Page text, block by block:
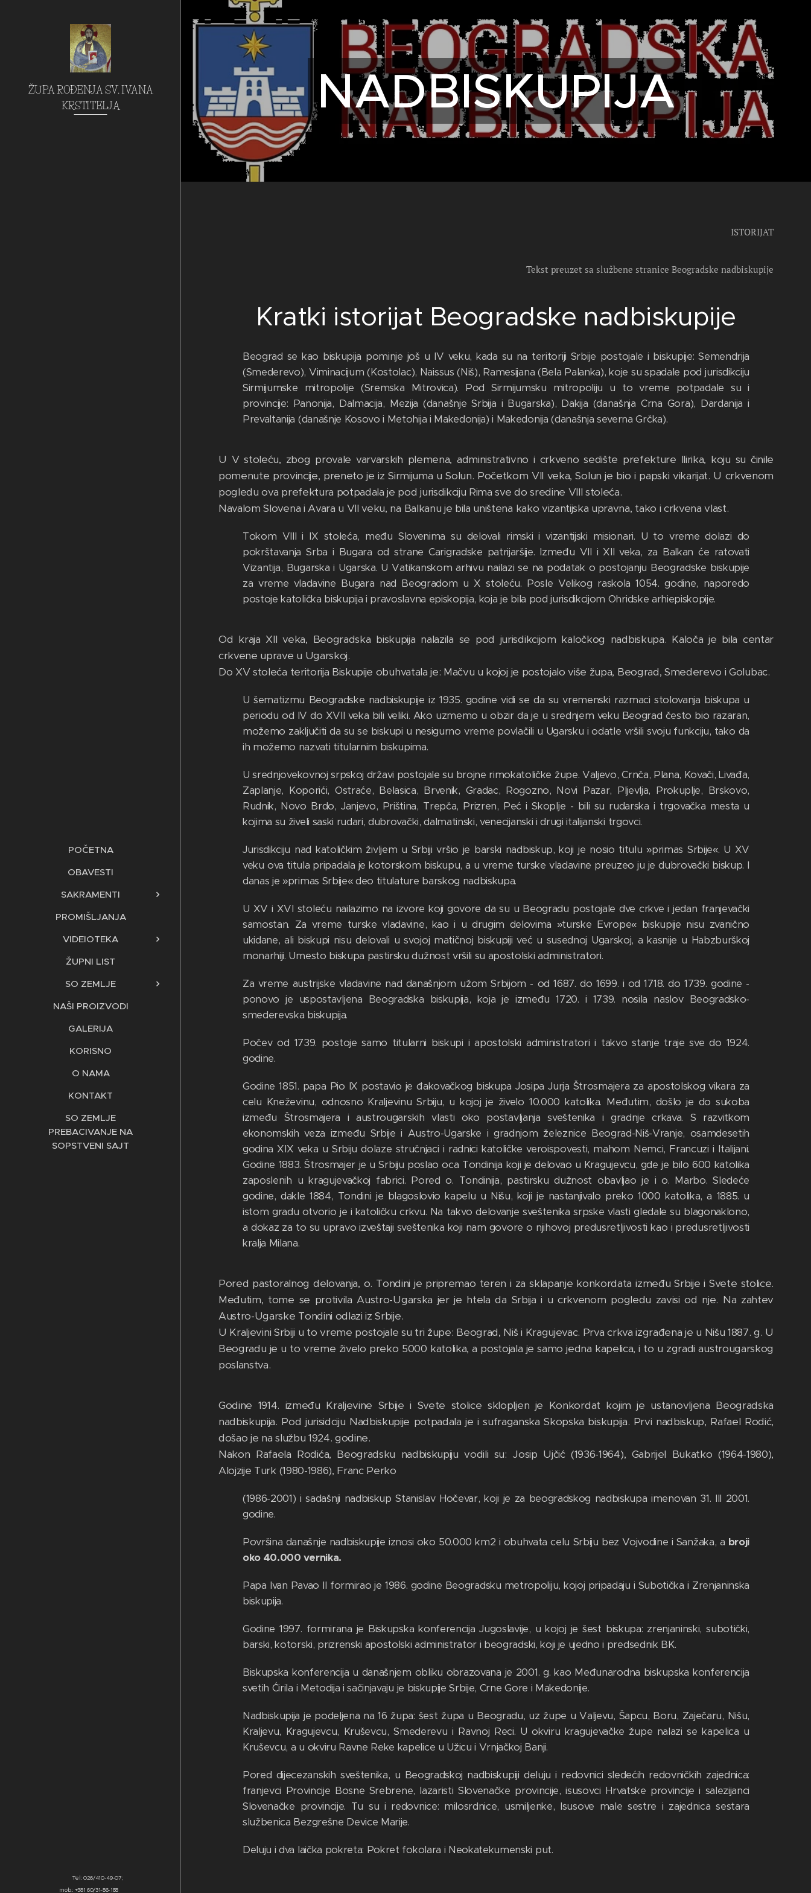
ŽUPA ROĐENJA SV. IVANA
KRSTITELJA
POČETNA
OBAVESTI
SAKRAMENTI
PROMIŠLJANJA
VIDEIOTEKA
ŽUPNI LIST
SO ZEMLJE
NAŠI PROIZVODI
GALERIJA
KORISNO
O NAMA
KONTAKT
SO ZEMLJE
PREBACIVANJE NA
SOPSTVENI SAJT
NADBISKUPIJA
ISTORIJAT
Tekst preuzet sa službene stranice Beogradske nadbiskupije
Kratki istorijat Beogradske nadbiskupije
Beograd se kao biskupija pominje još u IV veku, kada su na teritoriji Srbije postojale i biskupije: Semendrija
(Smederevo), Viminacijum (Kostolac), Naissus (Niš), Ramesijana (Bela Palanka), koje su spadale pod jurisdikciju
Sirmijumske mitropolije (Sremska Mitrovica). Pod Sirmijumsku mitropoliju u to vreme potpadale su i
provincije: Panonija, Dalmacija, Mezija (današnje Srbija i Bugarska), Dakija (današnja Crna Gora), Dardanija i
Prevaltanija (današnje Kosovo i Metohija i Makedonija) i Makedonija (današnja severna Grčka).
U V stoleću, zbog provale varvarskih plemena, administrativno i crkveno sedište prefekture Ilirika, koju su činile
pomenute provincije, preneto je iz Sirmijuma u Solun. Početkom VII veka, Solun je bio i papski vikarijat. U crkvenom
pogledu ova prefektura potpadala je pod jurisdikciju Rima sve do sredine VIII stoleća.
Navalom Slovena i Avara u VII veku, na Balkanu je bila uništena kako vizantijska upravna, tako i crkvena vlast.
Tokom VIII i IX stoleća, među Slovenima su delovali rimski i vizantijski misionari. U to vreme dolazi do
pokrštavanja Srba i Bugara od strane Carigradske patrijaršije. Između VII i XII veka, za Balkan će ratovati
Vizantija, Bugarska i Ugarska. U Vatikanskom arhivu nailazi se na podatak o postojanju Beogradske biskupije
za vreme vladavine Bugara nad Beogradom u X stoleću. Posle Velikog raskola 1054. godine, naporedo
postoje katolička biskupija i pravoslavna episkopija, koja je bila pod jurisdikcijom Ohridske arhiepiskopije.
Od kraja XII veka, Beogradska biskupija nalazila se pod jurisdikcijom kaločkog nadbiskupa. Kaloča je bila centar
crkvene uprave u Ugarskoj.
Do XV stoleća teritorija Biskupije obuhvatala je: Mačvu u kojoj je postojalo više župa, Beograd, Smederevo i Golubac.
U šematizmu Beogradske nadbiskupije iz 1935. godine vidi se da su vremenski razmaci stolovanja biskupa u
periodu od IV do XVII veka bili veliki. Ako uzmemo u obzir da je u srednjem veku Beograd često bio razaran,
možemo zaključiti da su se biskupi u nesigurno vreme povlačili u Ugarsku i odatle vršili svoju funkciju, tako da
ih možemo nazvati titularnim biskupima.
U srednjovekovnoj srpskoj državi postojale su brojne rimokatoličke župe. Valjevo, Crnča, Plana, Kovači, Livađa,
Zaplanje, Koporići, Ostraće, Belasica, Brvenik, Gradac, Rogozno, Novi Pazar, Pljevlja, Prokuplje, Brskovo,
Rudnik, Novo Brdo, Janjevo, Priština, Trepča, Prizren, Peć i Skoplje - bili su rudarska i trgovačka mesta u
kojima su živeli saski rudari, dubrovački, dalmatinski, venecijanski i drugi italijanski trgovci.
Jurisdikciju nad katoličkim življem u Srbiji vršio je barski nadbiskup, koji je nosio titulu »primas Srbije«. U XV
veku ova titula pripadala je kotorskom biskupu, a u vreme turske vladavine preuzeo ju je dubrovački biskup. I
danas je »primas Srbije« deo titulature barskog nadbiskupa.
U XV i XVI stoleću nailazimo na izvore koji govore da su u Beogradu postojale dve crkve i jedan franjevački
samostan. Za vreme turske vladavine, kao i u drugim delovima »turske Evrope« biskupije nisu zvanično
ukidane, ali biskupi nisu delovali u svojoj matičnoj biskupiji već u susednoj Ugarskoj, a kasnije u Habzburškoj
monarhiji. Umesto biskupa pastirsku dužnost vršili su apostolski administratori.
Za vreme austrijske vladavine nad današnjom užom Srbijom - od 1687. do 1699. i od 1718. do 1739. godine -
ponovo je uspostavljena Beogradska biskupija, koja je između 1720. i 1739. nosila naslov Beogradsko-
smederevska biskupija.
Počev od 1739. postoje samo titularni biskupi i apostolski administratori i takvo stanje traje sve do 1924.
godine.
Godine 1851. papa Pio IX postavio je đakovačkog biskupa Josipa Jurja Štrosmajera za apostolskog vikara za
celu Kneževinu, odnosno Kraljevinu Srbiju, u kojoj je živelo 10.000 katolika. Međutim, došlo je do sukoba
između Štrosmajera i austrougarskih vlasti oko postavljanja sveštenika i gradnje crkava. S razvitkom
ekonomskih veza između Srbije i Austro-Ugarske i gradnjom železnice Beograd-Niš-Vranje, osamdesetih
godina XIX veka u Srbiju dolaze stručnjaci i radnici katoličke veroispovesti, mahom Nemci, Francuzi i Italijani.
Godine 1883. Štrosmajer je u Srbiju poslao oca Tondinija koji je delovao u Kragujevcu, gde je bilo 600 katolika
zaposlenih u kragujevačkoj fabrici. Pored o. Tondinija, pastirsku dužnost obavljao je i o. Marbo. Sledeće
godine, dakle 1884, Tondini je blagoslovio kapelu u Nišu, koji je nastanjivalo preko 1000 katolika, a 1885. u
istom gradu otvorio je i katoličku crkvu. Na takvo delovanje sveštenika srpske vlasti gledale su blagonaklono,
a dokaz za to su upravo izveštaji sveštenika koji nam govore o njihovoj predusretljivosti kao i predusretljivosti
kralja Milana.
Pored pastoralnog delovanja, o. Tondini je pripremao teren i za sklapanje konkordata između Srbije i Svete stolice.
Međutim, tome se protivila Austro-Ugarska jer je htela da Srbija i u crkvenom pogledu zavisi od nje. Na zahtev
Austro-Ugarske Tondini odlazi iz Srbije.
U Kraljevini Srbiji u to vreme postojale su tri župe: Beograd, Niš i Kragujevac. Prva crkva izgrađena je u Nišu 1887. g. U
Beogradu je u to vreme živelo preko 5000 katolika, a postojala je samo jedna kapelica, i to u zgradi austrougarskog
poslanstva.
Godine 1914. između Kraljevine Srbije i Svete stolice sklopljen je Konkordat kojim je ustanovljena Beogradska
nadbiskupija. Pod jurisidciju Nadbiskupije potpadala je i sufraganska Skopska biskupija. Prvi nadbiskup, Rafael Rodić,
došao je na službu 1924. godine.
Nakon Rafaela Rodića, Beogradsku nadbiskupiju vodili su: Josip Ujčić (1936-1964), Gabrijel Bukatko (1964-1980),
Alojzije Turk (1980-1986), Franc Perko
(1986-2001) i sadašnji nadbiskup Stanislav Hočevar, koji je za beogradskog nadbiskupa imenovan 31. III 2001.
godine.
Površina današnje nadbiskupije iznosi oko 50.000 km2 i obuhvata celu Srbiju bez Vojvodine i Sanžaka, a broji
oko 40.000 vernika.
Papa Ivan Pavao II formirao je 1986. godine Beogradsku metropoliju, kojoj pripadaju i Subotička i Zrenjaninska
biskupija.
Godine 1997. formirana je Biskupska konferencija Jugoslavije, u kojoj je šest biskupa: zrenjaninski, subotički,
barski, kotorski, prizrenski apostolski administrator i beogradski, koji je ujedno i predsednik BK.
Biskupska konferencija u današnjem obliku obrazovana je 2001. g. kao Međunarodna biskupska konferencija
svetih Ćirila i Metodija i sačinjavaju je biskupije Srbije, Crne Gore i Makedonije.
Nadbiskupija je podeljena na 16 župa: šest župa u Beogradu, uz župe u Valjevu, Šapcu, Boru, Zaječaru, Nišu,
Kraljevu, Kragujevcu, Kruševcu, Smederevu i Ravnoj Reci. U okviru kragujevačke župe nalazi se kapelica u
Kruševcu, a u okviru Ravne Reke kapelice u Užicu i Vrnjačkoj Banji.
Pored dijecezanskih sveštenika, u Beogradskoj nadbiskupiji deluju i redovnici sledećih redovničkih zajednica:
franjevci Provincije Bosne Srebrene, lazaristi Slovenačke provincije, isusovci Hrvatske provincije i salezijanci
Slovenačke provincije. Tu su i redovnice: milosrdnice, usmiljenke, Isusove male sestre i zajednica sestara
službenica Bezgrešne Device Marije.
Deluju i dva laička pokreta: Pokret fokolara i Neokatekumenski put.
Tel: 026/410-49-07;
mob.: +381 60/31-86-188